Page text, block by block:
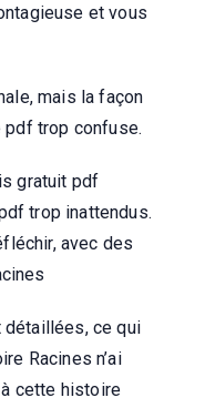
et vous
mais la façon
trop confuse.
gratuit pdf
trop inattendus.
avec des
ce qui
Racines n’ai
à cette histoire